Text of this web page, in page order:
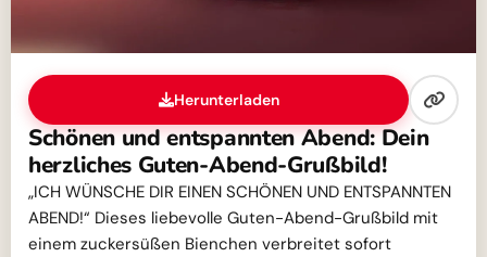
Herunterladen
Schönen und entspannten Abend: Dein
herzliches Guten-Abend-Grußbild!
„ICH WÜNSCHE DIR EINEN SCHÖNEN UND ENTSPANNTEN
ABEND!“ Dieses liebevolle Guten-Abend-Grußbild mit
einem zuckersüßen Bienchen verbreitet sofort